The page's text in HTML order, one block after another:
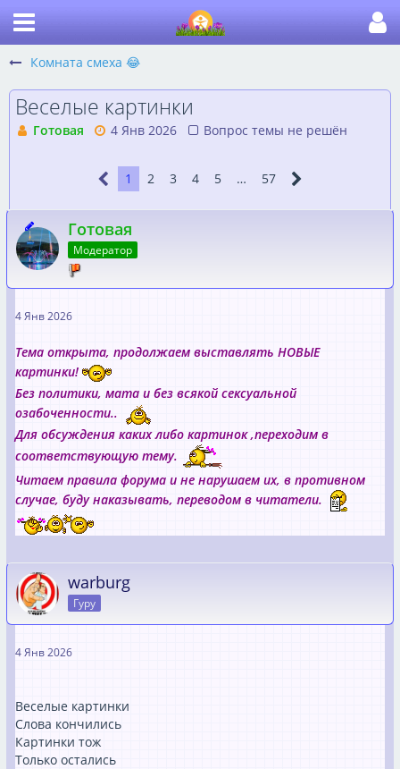
Комната смеха 😂
Веселые картинки
Готовая 4 Янв 2026 Вопрос темы не решён
1 2 3 4 5 … 57
Готовая
Модератор
4 Янв 2026
Тема открыта, продолжаем выставлять НОВЫЕ
картинки!
Без политики, мата и без всякой сексуальной
озабоченности..
Для обсуждения каких либо картинок ,переходим в
соответствующую тему.
Читаем правила форума и не нарушаем их, в противном
случае, буду наказывать, переводом в читатели.
warburg
Гуру
4 Янв 2026
Веселые картинки
Слова кончились
Картинки тож
Только остались